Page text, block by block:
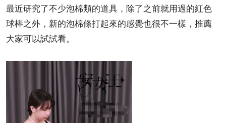
最近研究了不少泡棉類的道具，除了之前就用過的紅色
球棒之外，新的泡棉條打起來的感覺也很不一樣，推薦
大家可以試試看。